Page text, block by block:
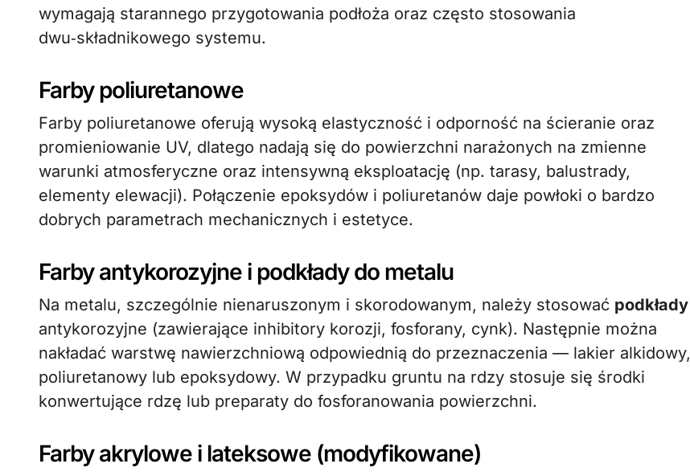
wymagają starannego przygotowania podłoża oraz często stosowania
dwu‑składnikowego systemu.
Farby poliuretanowe
Farby poliuretanowe oferują wysoką elastyczność i odporność na ścieranie oraz
promieniowanie UV, dlatego nadają się do powierzchni narażonych na zmienne
warunki atmosferyczne oraz intensywną eksploatację (np. tarasy, balustrady,
elementy elewacji). Połączenie epoksydów i poliuretanów daje powłoki o bardzo
dobrych parametrach mechanicznych i estetyce.
Farby antykorozyjne i podkłady do metalu
Na metalu, szczególnie nienaruszonym i skorodowanym, należy stosować podkłady
antykorozyjne (zawierające inhibitory korozji, fosforany, cynk). Następnie można
nakładać warstwę nawierzchniową odpowiednią do przeznaczenia — lakier alkidowy,
poliuretanowy lub epoksydowy. W przypadku gruntu na rdzy stosuje się środki
konwertujące rdzę lub preparaty do fosforanowania powierzchni.
Farby akrylowe i lateksowe (modyfikowane)